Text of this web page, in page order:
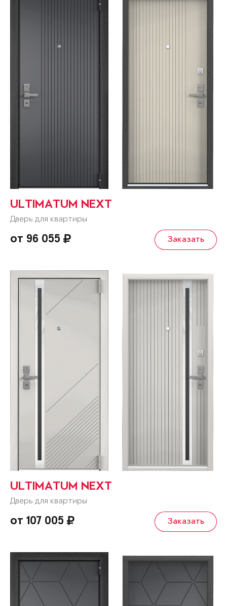
ULTIMATUM NEXT
Дверь для квартиры
от 96 055 Заказать
ULTIMATUM NEXT
Дверь для квартиры
от 107 005 Заказать